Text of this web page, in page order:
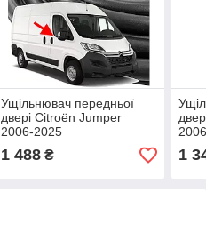
Ущільнювач передньої
двері Citroën Jumper
2006-2025
1 488₴ 1